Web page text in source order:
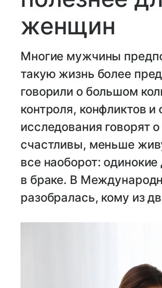
женщин
Многие мужчины
такую жизнь более
говорили о большом
контроля, конфликтов
исследования говорят
счастливы, меньше
все наоборот:
в браке. В
разобралась, кому из